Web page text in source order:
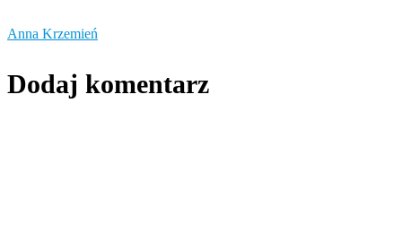
Anna Krzemień
Dodaj komentarz